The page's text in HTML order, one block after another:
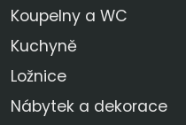
Koupelny a WC
Kuchyně
Ložnice
Nábytek a dekorace